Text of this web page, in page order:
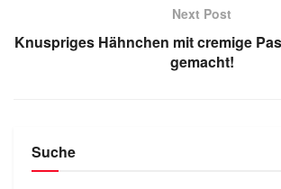
Next Post
Knuspriges Hähnchen mit cremige
gemacht!
Suche